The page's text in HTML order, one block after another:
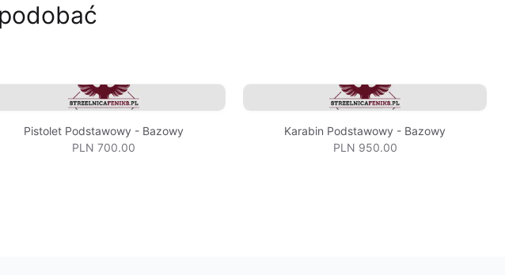
Pistolet Podstawowy - Bazowy
PLN 700.00
Karabin Podstawowy - Bazowy
PLN 950.00